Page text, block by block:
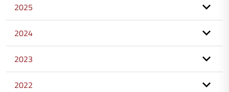
2025
2024
2023
2022